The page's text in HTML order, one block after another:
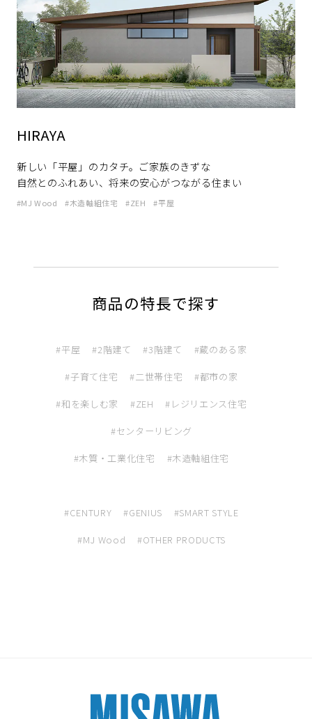
HIRAYA
新しい「平屋」のカタチ。ご家族のきずな
自然とのふれあい、将来の安心がつながる住まい
MJ Wood 木造軸組住宅 ZEH 平屋
商品の特長で探す
平屋 2階建て 3階建て 蔵のある家
子育て住宅 二世帯住宅 都市の家
和を楽しむ家 ZEH レジリエンス住宅
センターリビング
木質・工業化住宅 木造軸組住宅
CENTURY GENIUS SMART STYLE
MJ Wood OTHER PRODUCTS